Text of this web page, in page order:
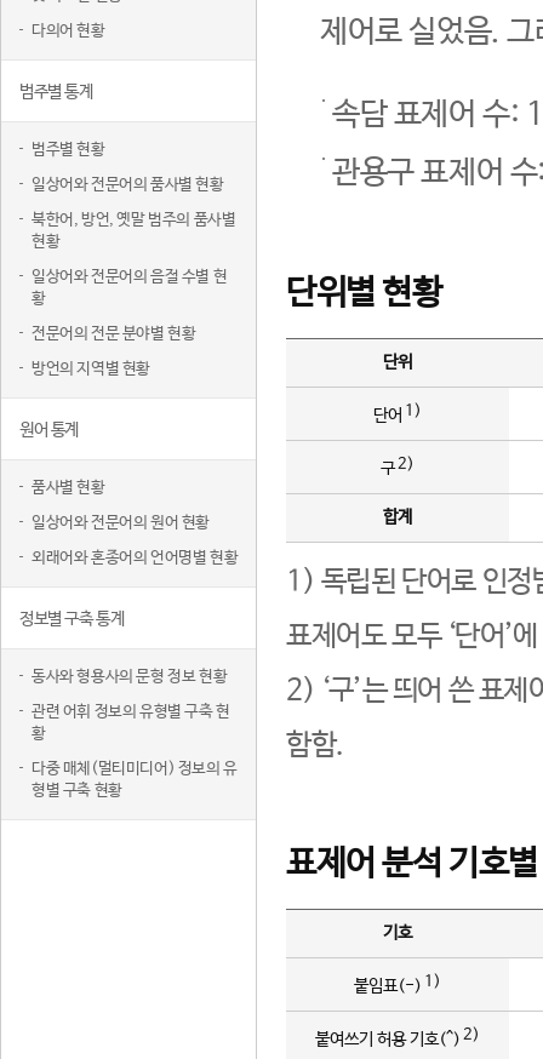
다의어 현황
범주별 통계
범주별 현황
일상어와 전문어의 품사별 현황
북한어, 방언, 옛말 범주의 품사별
현황
일상어와 전문어의 음절 수별 현
황
전문어의 전문 분야별 현황
방언의 지역별 현황
원어 통계
품사별 현황
일상어와 전문어의 원어 현황
외래어와 혼종어의 언어명별 현황
정보별 구축 통계
동사와 형용사의 문형 정보 현황
관련 어휘 정보의 유형별 구축 현
황
다중 매체(멀티미디어) 정보의 유
형별 구축 현황
제어로 실었음.
속담 표제어 수:
관용구 표제어
단위별 현황
단위
단어 1)
구2)
합계
1) 독립된 단어로 인정
표제어도 모두 ‘단어’
2) ‘구’는 띄어 쓴 표
함함.
표제어 분석 기호
기호
붙임표(-) 1)
붙여쓰기 허용 기호(^) 2)